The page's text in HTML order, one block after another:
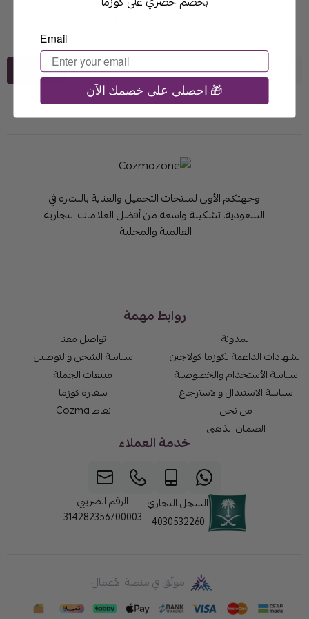
اشترك
وجهتكم الأولى لمنتجات التجميل والعناية بالبشرة في
السعودية. تشكيلة واسعة من أفضل العلامات التجارية
العالمية والمحلية.
روابط مهمة
المدونة
الشهادات الداعمة لكوزما كولاجين
سياسة الأستخدام والخصوصية
سياسة الاستبدال والاسترجاع
من نحن
الضمان الذهبي
تواصل معنا
سياسة الشحن والتوصيل
مبيعات الجملة
سفيرة كوزما
نقاط Cozma
خدمة العملاء
السجل التجاري
4030532260
الرقم الضريبي
314282356700003
موثّق في منصة الأعمال
Email
احصلي على خصمك الآن 🎁